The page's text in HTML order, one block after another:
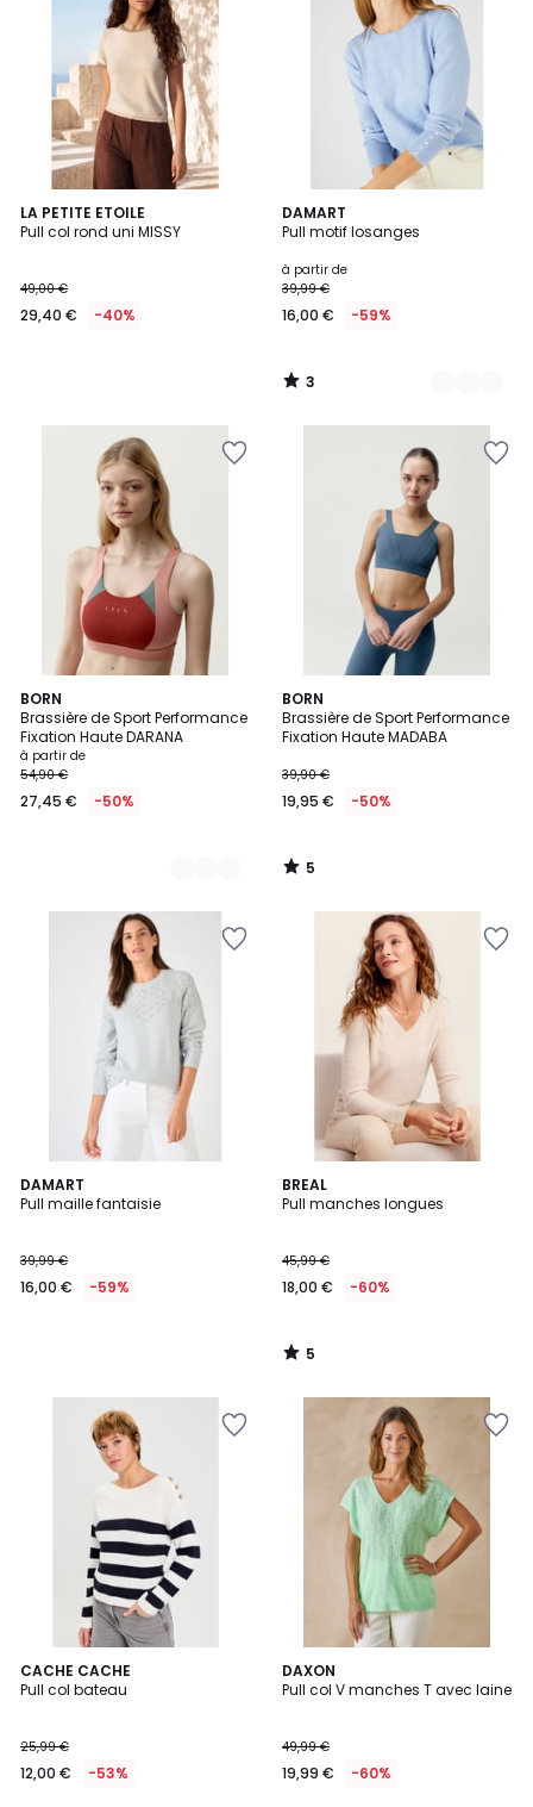
LA PETITE ETOILE
Pull col rond uni MISSY
49,00 €
29,40 € -40%
DAMART
Pull motif losanges
à partir de
39,99 €
16,00 € -59%
3
/
2
Couleurs
3
/
BORN
Brassière de Sport Performance
Fixation Haute DARANA
à partir de
54,90 €
27,45 € -50%
2
Couleurs
BORN
Brassière de Sport Performance
Fixation Haute MADABA
39,90 €
19,95 € -50%
5
/
5
5
/
DAMART
Pull maille fantaisie
39,99 €
16,00 € -59%
BREAL
Pull manches longues
45,99 €
18,00 € -60%
5
/
5
/
CACHE CACHE
Pull col bateau
25,99 €
12,00 € -53%
3
Couleurs
DAXON
Pull col V manches T avec laine
49,99 €
19,99 € -60%
3
Couleurs